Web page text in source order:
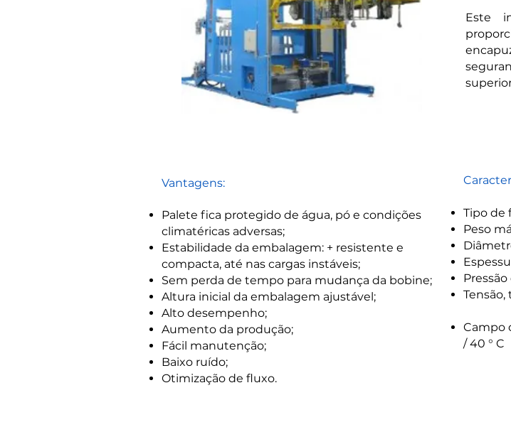
Este
Vantagens:
Palete fica protegido de água, pó e condições
climatéricas adversas;
Estabilidade da embalagem: + resistente e
compacta, até nas cargas instáveis;
Sem perda de tempo para mudança da bobine;
Altura inicial da embalagem ajustável;
Alto desempenho;
Aumento da produção;
Fácil manutenção;
Baixo ruído;
Otimização de fluxo.
Tipo de
Peso
Campo
/ 40 ° C